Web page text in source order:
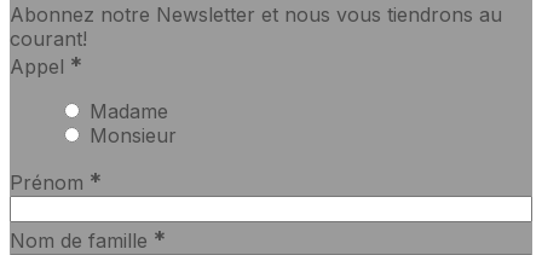
Abonnez notre Newsletter et nous vous tiendrons au
courant!
Appel *
Madame
Monsieur
Prénom *
Nom de famille *